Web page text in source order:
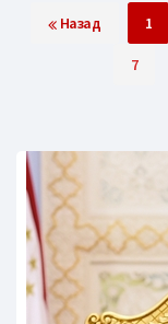
Назад 1
7